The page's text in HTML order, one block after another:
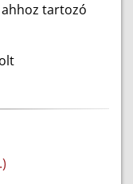
tartozó